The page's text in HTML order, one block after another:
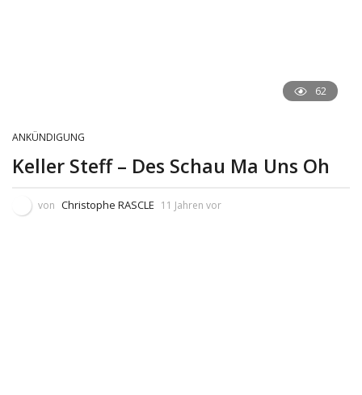
62
ANKÜNDIGUNG
Keller Steff – Des Schau Ma Uns Oh
von Christophe RASCLE 11 Jahren vor